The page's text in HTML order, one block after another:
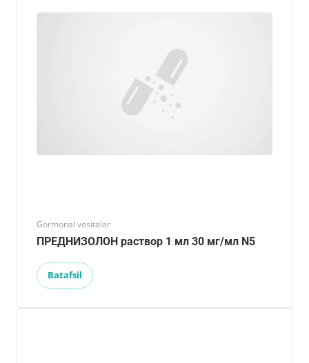
Gormonal vositalar
ПРЕДНИЗОЛОН раствор 1 мл 30 мг/мл N5
Batafsil